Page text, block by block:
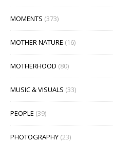
MOMENTS (373)
MOTHER NATURE (16)
MOTHERHOOD (80)
MUSIC & VISUALS (33)
PEOPLE (39)
PHOTOGRAPHY (23)